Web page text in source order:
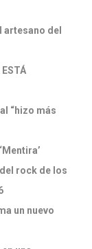
artesano del
“hizo más
rock de los
un nuevo